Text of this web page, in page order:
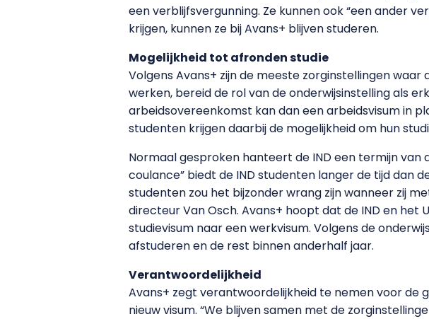
een verblijfsvergunning. Ze kunnen ook “een ander
krijgen, kunnen ze bij Avans+ blijven studeren.
Mogelijkheid tot afronden studie
Volgens Avans+ zijn de meeste zorginstellingen
werken, bereid de rol van de onderwijsinstelling als
arbeidsovereenkomst kan dan een arbeidsvisum in
studenten krijgen daarbij de mogelijkheid om hun
Normaal gesproken hanteert de IND een termijn
coulance” biedt de IND studenten langer de tijd dan
studenten zou het bijzonder wrang zijn wanneer zij
directeur Van Osch. Avans+ hoopt dat de IND en
studievisum naar een werkvisum. Volgens de
afstuderen en de rest binnen anderhalf jaar.
Verantwoordelijkheid
Avans+ zegt verantwoordelijkheid te nemen voor de
nieuw visum. “We blijven samen met de